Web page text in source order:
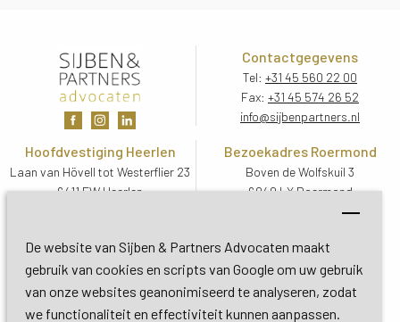
De website van Sijben & Partners Advocaten maakt
gebruik van cookies en scripts van Google om uw gebruik
van onze websites geanonimiseerd te analyseren, zodat
we functionaliteit en effectiviteit kunnen aanpassen.
Contactgegevens
Tel: +31 45 560 22 00
Fax: +31 45 574 26 52
info@sijbenpartners.nl
Hoofdvestiging Heerlen
Laan van Hövell tot Westerflier 23
6411 EW Heerlen
Bezoekadres Roermond
Boven de Wolfskuil 3
6049 LX Roermond
Routebeschrijving
Bezoekadres De Bilt
Soestdijkseweg Zuid 13
3732 HC De Bilt (Utrecht)
Routebeschrijving